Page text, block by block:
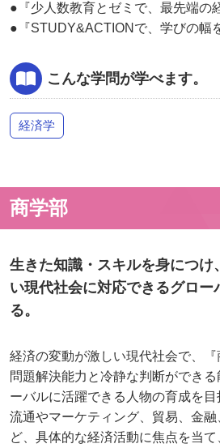
●『少人数教育とゼミで、最先端の
●『STUDY&ACTIONで、学びの幅
こんな学問が学べます。
経済学
商学部
生きた知識・スキルを身につけ
い現代社会に対応できるグロー
る。
経済の変動が激しい現代社会で、
問題解決能力と冷静な判断ができ
ーバルに活躍できる人物の育成を目
流通やマーケティング、貿易、金
ど、具体的な経済活動に焦点を当